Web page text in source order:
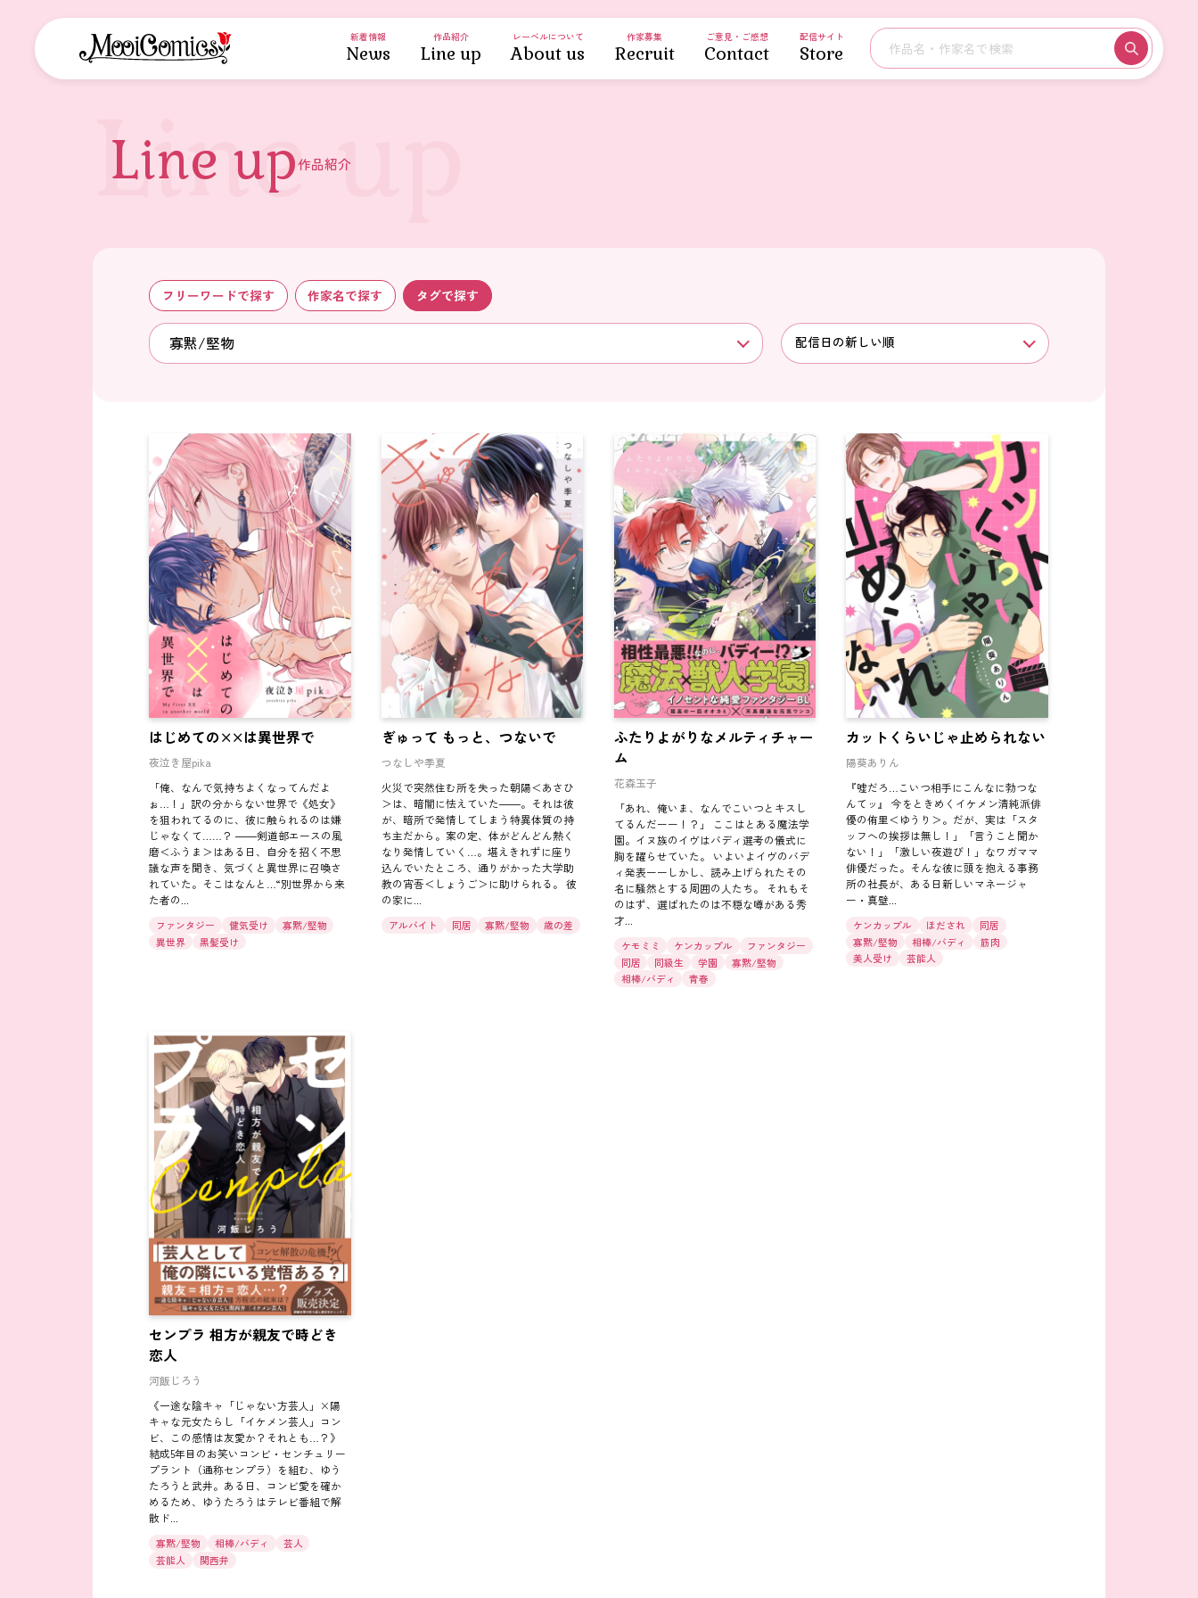
新着情報
News
作品紹介
Line up
レーベルについて
About us
作家募集
Recruit
ご意見・ご感想
Contact
配信サイト
Store
Line up作品紹介
フリーワードで探す 作家名で探す タグで探す
寡黙/堅物 配信日の新しい順
はじめての××は異世界で
夜泣き屋pika
「俺、なんで気持ちよくなってんだよ
ぉ…！」訳の分からない世界で《処女》
を狙われてるのに、彼に触られるのは嫌
じゃなくて……？ ――剣道部エースの風
磨＜ふうま＞はある日、自分を招く不思
議な声を聞き、気づくと異世界に召喚さ
れていた。そこはなんと…“別世界から来
た者の...
ファンタジー 健気受け
寡黙/堅物
異世界
黒髪受け
ぎゅって もっと、つないで
つなしや季夏
火災で突然住む所を失った朝陽＜あさひ
＞は、暗闇に怯えていた――。それは彼
が、暗所で発情してしまう特異体質の持
ち主だから。案の定、体がどんどん熱く
なり発情していく…。堪えきれずに座り
込んでいたところ、通りがかった大学助
教の宵吾＜しょうご＞に助けられる。 彼
の家に...
アルバイト 同居 寡黙/堅物 歳の差
ふたりよがりなメルティチャー
ム
花森玉子
「あれ、俺いま、なんでこいつとキスし
てるんだーー！？」 ここはとある魔法学
園。イヌ族のイヴはバディ選考の儀式に
胸を躍らせていた。 いよいよイヴのバデ
ィ発表ーーしかし、読み上げられたその
名に騒然とする周囲の人たち。 それもそ
のはず、選ばれたのは不穏な噂がある秀
才...
ケモミミ ケンカップル
ファンタジー
同居
同級生 学園
寡黙/堅物
相棒/バディ
青春
カットくらいじゃ止められない
陽葵ありん
『嘘だろ…こいつ相手にこんなに勃つな
んてッ』 今をときめくイケメン清純派俳
優の侑里＜ゆうり＞。だが、実は「スタ
ッフへの挨拶は無し！」「言うこと聞か
ない！」「激しい夜遊び！」なワガママ
俳優だった。そんな彼に頭を抱える事務
所の社長が、ある日新しいマネージャ
ー・真壁...
ケンカップル ほだされ
同居
寡黙/堅物
相棒/バディ
筋肉
美人受け
芸能人
センプラ 相方が親友で時どき
恋人
河飯じろう
《一途な陰キャ「じゃない方芸人」×陽
キャな元女たらし「イケメン芸人」コン
ビ、この感情は友愛か？それとも…？》
結成5年目のお笑いコンビ・センチュリー
プラント（通称センプラ）を組む、ゆう
たろうと武井。ある日、コンビ愛を確か
めるため、ゆうたろうはテレビ番組で解
散ド...
寡黙/堅物 相棒/バディ
芸人
芸能人
関西弁